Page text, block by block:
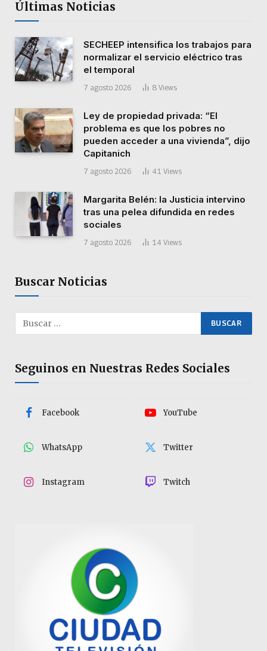
Últimas Noticias
SECHEEP intensifica los trabajos para
normalizar el servicio eléctrico tras
el temporal
7 agosto 2026 8 Views
Ley de propiedad privada: “El
problema es que los pobres no
pueden acceder a una vivienda”, dijo
Capitanich
7 agosto 2026 41 Views
Margarita Belén: la Justicia intervino
tras una pelea difundida en redes
sociales
7 agosto 2026 14 Views
Buscar Noticias
Seguinos en Nuestras Redes Sociales
Facebook YouTube
WhatsApp Twitter
Instagram Twitch